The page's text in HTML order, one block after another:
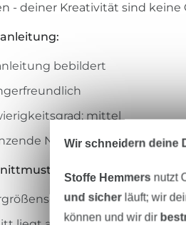
- deiner Kreativität sind keine
bebildert
mittel
Nähvideos z.B.
Gr. 34-54
Wir schneidern deine
Stoffe Hemmers nutzt
und sicherläuft; wir
können und wir dir